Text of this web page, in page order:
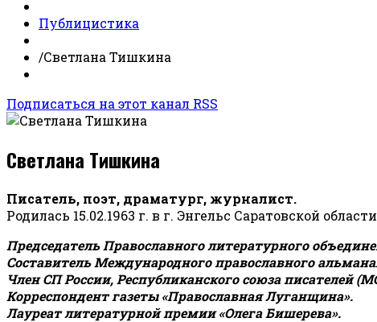
Публицистика
/Светлана Тишкина
Подписаться на этот канал RSS
Светлана Тишкина
Писатель, поэт, драматург, журналист.
Родилась 15.02.1963 г. в г. Энгельс Саратовской
Председатель Православного литературного
Составитель Международного православного
Член СП России, Республиканского союза писателей
Корреспондент газеты «Православная Луганщина».
Лауреат литературной премии «Олега Бишерева».